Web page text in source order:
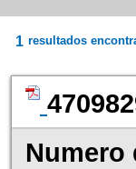
1 resultados
Numero